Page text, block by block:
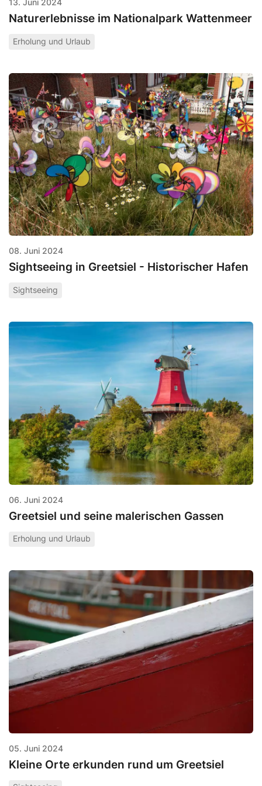
13. Juni 2024
Naturerlebnisse im Nationalpark Wattenmeer
Erholung und Urlaub
08. Juni 2024
Sightseeing in Greetsiel - Historischer Hafen
Sightseeing
06. Juni 2024
Greetsiel und seine malerischen Gassen
Erholung und Urlaub
05. Juni 2024
Kleine Orte erkunden rund um Greetsiel